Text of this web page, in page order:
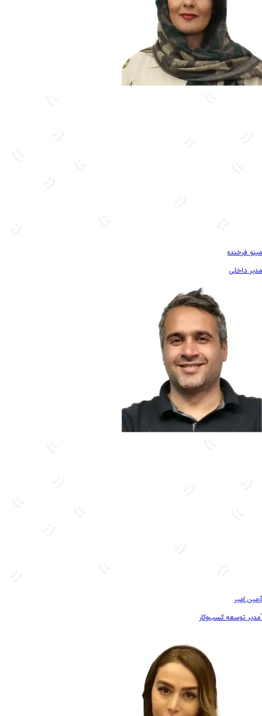
مینو فرخنده
مدیر داخلی
آرمین امیر
`مدیر توسعه کسب‌و‌کار